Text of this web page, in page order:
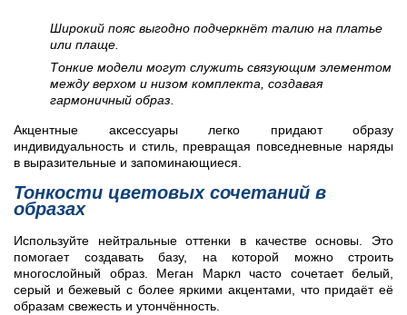
Широкий пояс выгодно подчеркнёт талию на платье
или плаще.
Тонкие модели могут служить связующим элементом
между верхом и низом комплекта, создавая
гармоничный образ.
Акцентные аксессуары легко придают образу
индивидуальность и стиль, превращая повседневные наряды
в выразительные и запоминающиеся.
Тонкости цветовых сочетаний в
образах
Используйте нейтральные оттенки в качестве основы. Это
помогает создавать базу, на которой можно строить
многослойный образ. Меган Маркл часто сочетает белый,
серый и бежевый с более яркими акцентами, что придаёт её
образам свежесть и утончённость.